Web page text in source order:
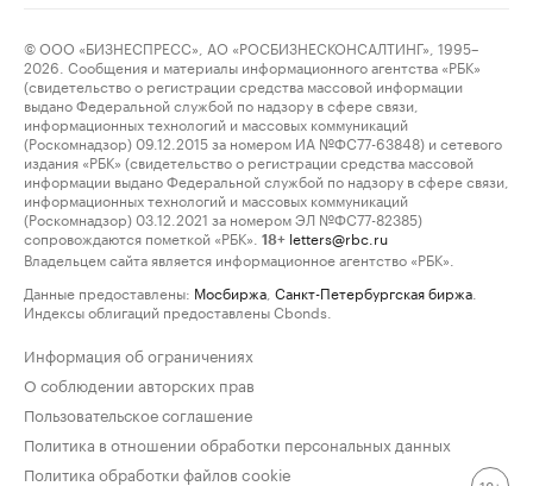
© ООО «БИЗНЕСПРЕСС», АО «РОСБИЗНЕСКОНСАЛТИНГ», 1995–
2026. Сообщения и материалы информационного агентства «РБК»
(свидетельство о регистрации средства массовой информации
выдано Федеральной службой по надзору в сфере связи,
информационных технологий и массовых коммуникаций
(Роскомнадзор) 09.12.2015 за номером ИА №ФС77-63848) и сетевого
издания «РБК» (свидетельство о регистрации средства массовой
информации выдано Федеральной службой по надзору в сфере связи,
информационных технологий и массовых коммуникаций
(Роскомнадзор) 03.12.2021 за номером ЭЛ №ФС77-82385)
сопровождаются пометкой «РБК».
18+ letters@rbc.ru
Владельцем сайта является информационное агентство «РБК».
Данные предоставлены: Мосбиржа Санкт-Петербургская биржа
Индексы облигаций предоставлены Cbonds.
Информация об ограничениях
О соблюдении авторских прав
Пользовательское соглашение
Политика в отношении обработки персональных данных
Политика обработки файлов cookie